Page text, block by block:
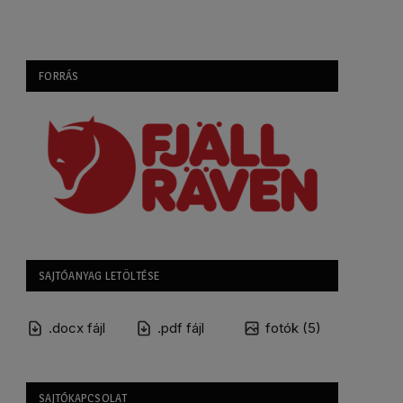
FORRÁS
SAJTÓANYAG LETÖLTÉSE
.docx fájl .pdf fájl fotók (5)
SAJTÓKAPCSOLAT